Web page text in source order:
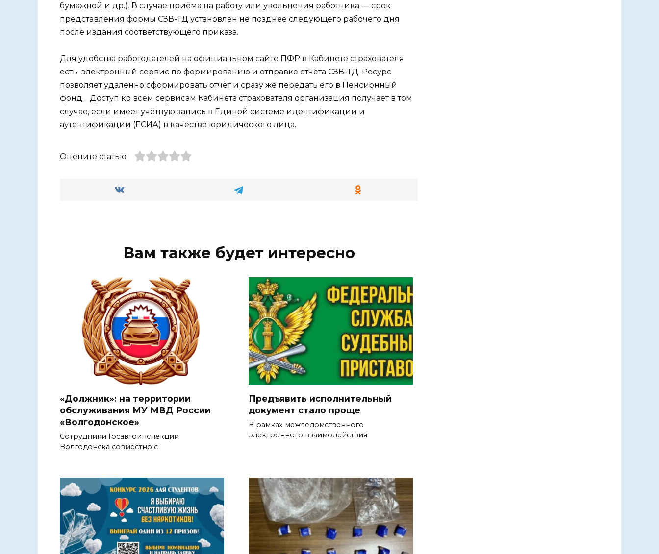
бумажной и др.). В случае приёма на работу или увольнения работника — срок
представления формы СЗВ-ТД установлен не позднее следующего рабочего дня
после издания соответствующего приказа.
Для удобства работодателей на официальном сайте ПФР в Кабинете страхователя
есть электронный сервис по формированию и отправке отчёта СЗВ-ТД. Ресурс
позволяет удаленно сформировать отчёт и сразу же передать его в Пенсионный
фонд. Доступ ко всем сервисам Кабинета страхователя организация получает в том
случае, если имеет учётную запись в Единой системе идентификации и
аутентификации (ЕСИА) в качестве юридического лица.
Оцените статью
Вам также будет интересно
«Должник»: на территории
обслуживания МУ МВД России
«Волгодонское»
Сотрудники Госавтоинспекции
Волгодонска совместно с
Предъявить исполнительный
документ стало проще
В рамках межведомственного
электронного взаимодействия